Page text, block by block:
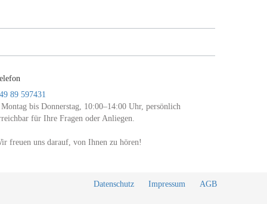
89 597431
bis Donnerstag, 10:00–14:00 Uhr, persönlich
für Ihre Fragen oder Anliegen.
freuen uns darauf, von Ihnen zu hören!
Datenschutz Impressum AGB